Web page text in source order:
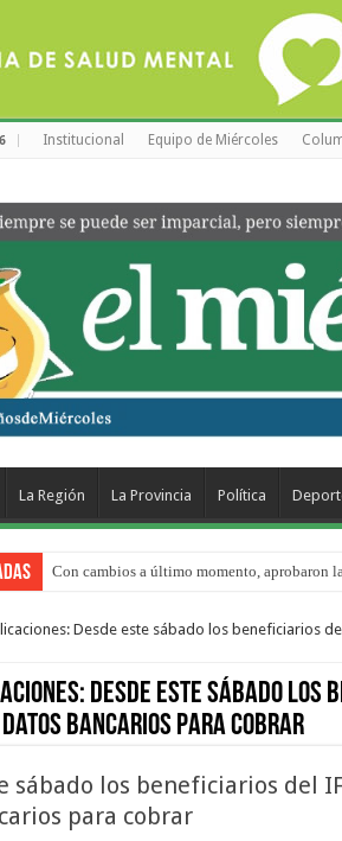
Institucional Equipo de Miércoles
La Región La Provincia Política
Con cambios a último momento, aprobaron
Desde este sábado los beneficiarios
Desde este sábado los
bancarios para cobrar
sábado los beneficiarios del
para cobrar